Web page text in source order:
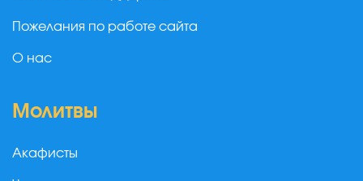
Пожелания по работе сайта
О нас
Молитвы
Акафисты